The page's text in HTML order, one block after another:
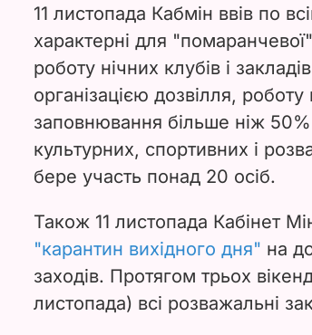
11 листопада Кабмін ввів по
характерні для
роботу нічних клубів і
організацією дозвілля, роботу
заповнювання більше ніж
культурних, спортивних і
бере участь понад 20 осіб.
Також 11 листопада Кабінет
"карантин вихідного дня" на
заходів. Протягом трьох
листопада) всі розважальні